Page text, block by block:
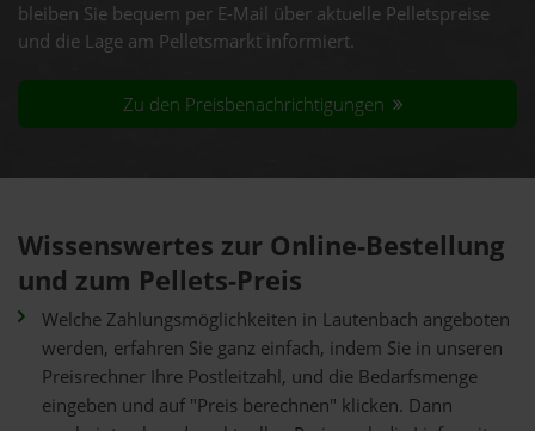
bleiben Sie bequem per E-Mail über aktuelle Pelletspreise
und die Lage am Pelletsmarkt informiert.
Zu den Preisbenachrichtigungen
Wissenswertes zur Online-Bestellung
und zum Pellets-Preis
Welche Zahlungsmöglichkeiten in Lautenbach angeboten
werden, erfahren Sie ganz einfach, indem Sie in unseren
Preisrechner Ihre Postleitzahl, und die Bedarfsmenge
eingeben und auf "Preis berechnen" klicken. Dann